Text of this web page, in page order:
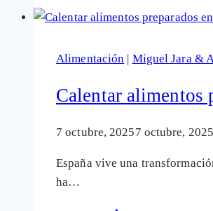
aviar
macrogranjas:
crisis
que
desnudan
ganadería
Alimentación Miguel Jara &
Calentar alimentos
7 octubre, 20257 octubre, 2025
España vive una
ha…